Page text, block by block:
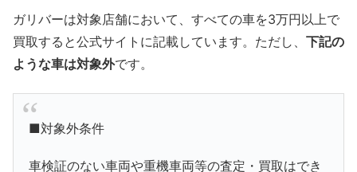
ガリバーは対象店舗において、すべての車を3万円以上で
買取すると公式サイトに記載しています。ただし、 下記の
ような車は対象外です。
■対象外条件
車検証のない車両や重機車両等の査定・買取はでき